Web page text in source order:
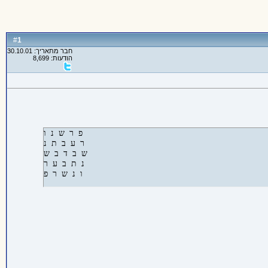
#
1
חבר מתאריך: 30.10.01
הודעות: 8,699
פ ר ש נ ו
ר ע ב ת נ
ש ב ד ב ש
נ ת ב ע ר
ו נ ש ר פ